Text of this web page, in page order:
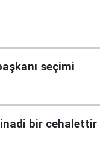
seçimi
inadi bir cehalettir